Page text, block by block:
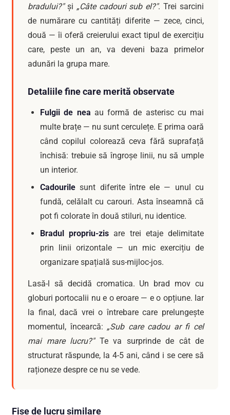
bradului?"și „Câte cadouri sub el?". Trei sarcini
de numărare cu cantități diferite — zece, cinci,
două — îi oferă creierului exact tipul de exercițiu
care, peste un an, va deveni baza primelor
adunări la grupa mare.
Detaliile fine care merită observate
Fulgii de nea au formă de asterisc cu mai
multe brațe — nu sunt cerculețe. E prima oară
când copilul colorează ceva fără suprafață
închisă: trebuie să îngroșe linii, nu să umple
un interior.
Cadourile sunt diferite între ele — unul cu
fundă, celălalt cu carouri. Asta înseamnă că
pot fi colorate în două stiluri, nu identice.
Bradul propriu-zis are trei etaje delimitate
prin linii orizontale — un mic exercițiu de
organizare spațială sus-mijloc-jos.
Lasă-l să decidă cromatica. Un brad mov cu
globuri portocalii nu e o eroare — e o opțiune. Iar
la final, dacă vrei o întrebare care prelungește
momentul, încearcă: „Sub care cadou ar fi cel
mai mare lucru?"Te va surprinde de cât de
structurat răspunde, la 4-5 ani, când i se cere să
raționeze despre ce nu se vede.
Fișe de lucru similare